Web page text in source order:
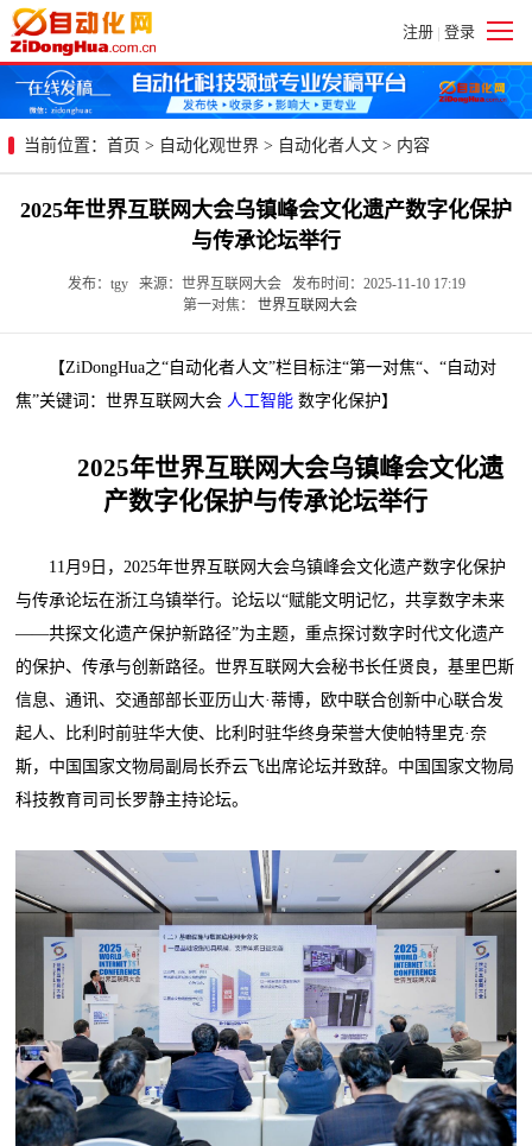
注册 | 登录
当前位置： 首页 > 自动化观世界 > 自动化者人文 > 内容
2025年世界互联网大会乌镇峰会文化遗产数字化保护
与传承论坛举行
发布：tgy 来源：世界互联网大会 发布时间：2025-11-10 17:19
第一对焦： 世界互联网大会
【ZiDongHua之“自动化者人文”栏目标注“第一对焦“、“自动对
焦”关键词：世界互联网大会 人工智能 数字化保护】
2025年世界互联网大会乌镇峰会文化遗
产数字化保护与传承论坛举行
11月9日，2025年世界互联网大会乌镇峰会文化遗产数字化保护
与传承论坛在浙江乌镇举行。论坛以“赋能文明记忆，共享数字未来
——共探文化遗产保护新路径”为主题，重点探讨数字时代文化遗产
的保护、传承与创新路径。世界互联网大会秘书长任贤良，基里巴斯
信息、通讯、交通部部长亚历山大·蒂博，欧中联合创新中心联合发
起人、比利时前驻华大使、比利时驻华终身荣誉大使帕特里克·奈
斯，中国国家文物局副局长乔云飞出席论坛并致辞。中国国家文物局
科技教育司司长罗静主持论坛。